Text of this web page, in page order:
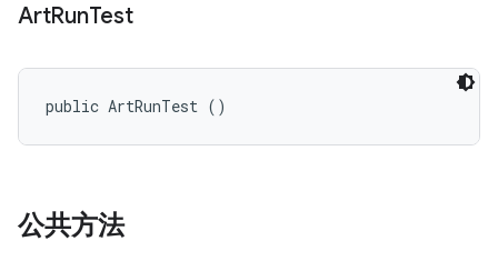
ArtRunTest
public ArtRunTest ()
公共方法